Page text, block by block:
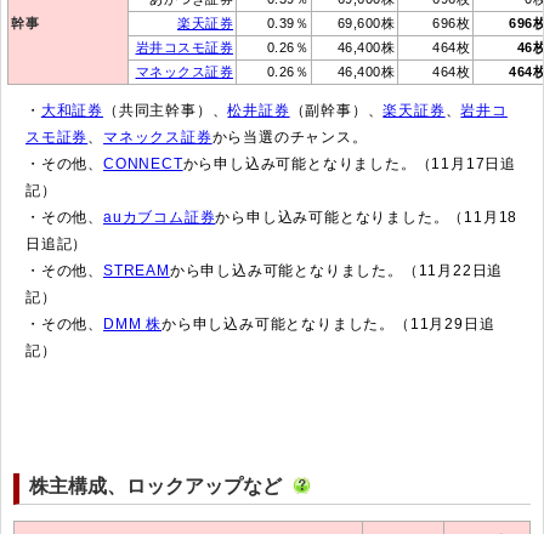
幹事
楽天証券
0.39％ 69,600株 696枚
696
岩井コスモ証券
0.26％ 46,400株 464枚
46
マネックス証券
0.26％ 46,400株 464枚 464
・ 大和証券 （共同主幹事）、松井証券 （副幹事）、楽天証券、岩井コ
スモ証券、 マネックス証券から当選のチャンス。
・その他、 CONNECTから申し込み可能となりました。（11月17日追
記）
・その他、 auカブコム証券から申し込み可能となりました。（11月18
日追記）
・その他、 STREAM から申し込み可能となりました。（11月22日追
記）
・その他、
DMM 株から申し込み可能となりました。（11月29日追
記）
株主構成、ロックアップなど